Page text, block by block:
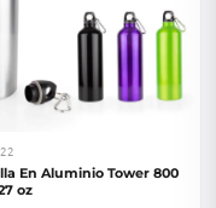
En Aluminio Tower 800
oz